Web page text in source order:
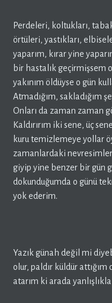
Perdeleri, koltukları,
örtüleri, yastıkları,
yaparım, kırar yine
bir hastalık geçirmişsem
yakınım öldüyse o gün
Atmadığım, sakladığım
Onları da zaman zaman
Kaldırırım iki sene, üç
kuru temizlemeye yollar
zamanlardaki
giyip yine benzer bir gün
dokunduğumda o günü
yok ederim.
Yazık günah değil mi
olur, paldır küldür
atarım ki arada